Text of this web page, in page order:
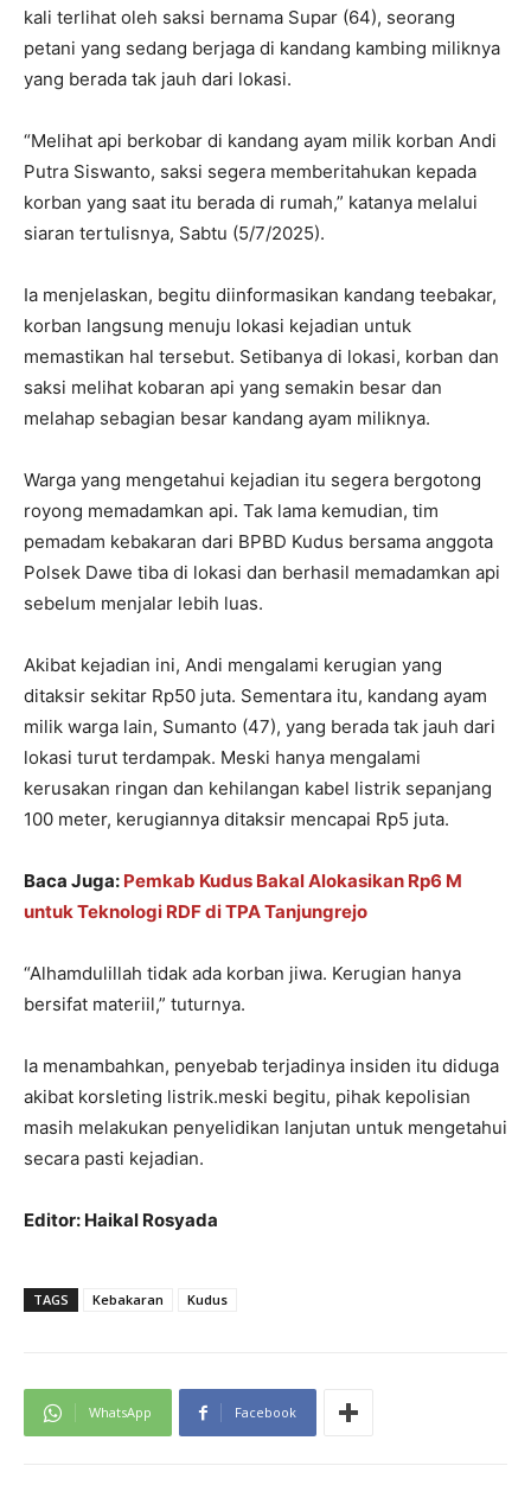
kali terlihat oleh saksi bernama Supar (64), seorang
petani yang sedang berjaga di kandang kambing miliknya
yang berada tak jauh dari lokasi.
“Melihat api berkobar di kandang ayam milik korban Andi
Putra Siswanto, saksi segera memberitahukan kepada
korban yang saat itu berada di rumah,” katanya melalui
siaran tertulisnya, Sabtu (5/7/2025).
Ia menjelaskan, begitu diinformasikan kandang teebakar,
korban langsung menuju lokasi kejadian untuk
memastikan hal tersebut. Setibanya di lokasi, korban dan
saksi melihat kobaran api yang semakin besar dan
melahap sebagian besar kandang ayam miliknya.
Warga yang mengetahui kejadian itu segera bergotong
royong memadamkan api. Tak lama kemudian, tim
pemadam kebakaran dari BPBD Kudus bersama anggota
Polsek Dawe tiba di lokasi dan berhasil memadamkan api
sebelum menjalar lebih luas.
Akibat kejadian ini, Andi mengalami kerugian yang
ditaksir sekitar Rp50 juta. Sementara itu, kandang ayam
milik warga lain, Sumanto (47), yang berada tak jauh dari
lokasi turut terdampak. Meski hanya mengalami
kerusakan ringan dan kehilangan kabel listrik sepanjang
100 meter, kerugiannya ditaksir mencapai Rp5 juta.
Baca Juga: Pemkab Kudus Bakal Alokasikan Rp6 M
untuk Teknologi RDF di TPA Tanjungrejo
“Alhamdulillah tidak ada korban jiwa. Kerugian hanya
bersifat materiil,” tuturnya.
Ia menambahkan, penyebab terjadinya insiden itu diduga
akibat korsleting listrik.meski begitu, pihak kepolisian
masih melakukan penyelidikan lanjutan untuk mengetahui
secara pasti kejadian.
Editor: Haikal Rosyada
TAGS Kebakaran Kudus
WhatsApp Facebook